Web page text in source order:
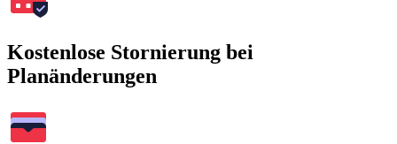
Kostenlose Stornierung bei
Planänderungen